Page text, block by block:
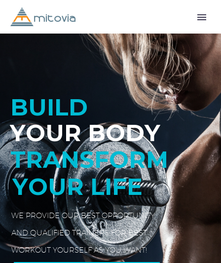
BUILD
YOUR BODY
TRANSFORM
YOUR LIFE
WE PROVIDE OUR BEST OPPORTUNITY
AND QUALIFIED TRAINERS FOR BEST
WORKOUT YOURSELF AS YOU WANT!